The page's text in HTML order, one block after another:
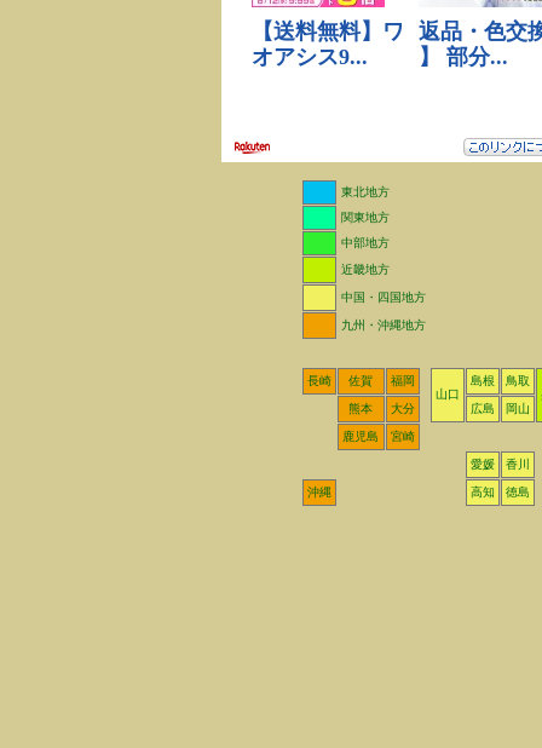
東北地方
関東地方
中部地方
近畿地方
中国・四国地方
九州・沖縄地方
長崎 佐賀
福岡
山口
島根
鳥取
熊本
大分 広島 岡山
鹿児島 宮崎
愛媛 香川
沖縄 高知 徳島